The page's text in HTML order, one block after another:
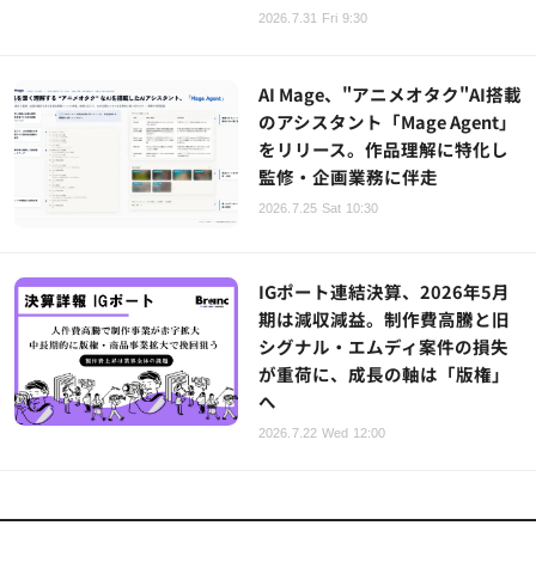
2026.7.31 Fri 9:30
AI Mage、"アニメオタク"AI搭載
のアシスタント「Mage Agent」
をリリース。作品理解に特化し
監修・企画業務に伴走
2026.7.25 Sat 10:30
IGポート連結決算、2026年5月
期は減収減益。制作費高騰と旧
シグナル・エムディ案件の損失
が重荷に、成長の軸は「版権」
へ
2026.7.22 Wed 12:00